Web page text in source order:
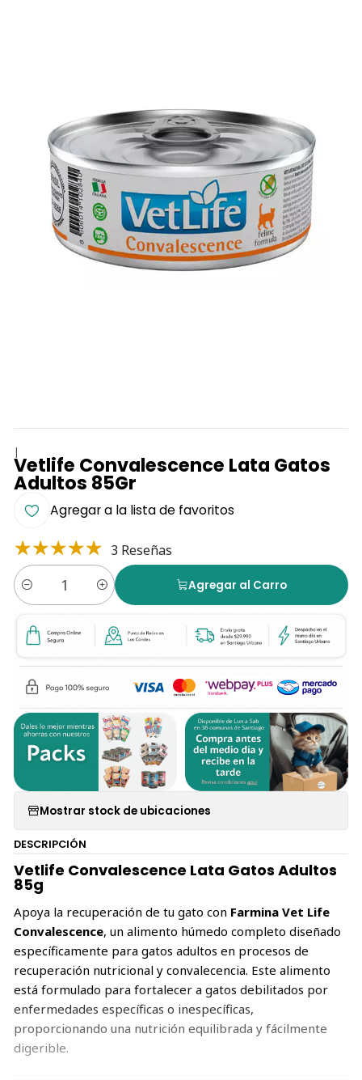
|
Vetlife Convalescence Lata Gatos
Adultos 85Gr
Agregar a la lista de favoritos
3 Reseñas
Cantidad
Agregar al Carro
Mostrar stock de ubicaciones
DESCRIPCIÓN
Vetlife Convalescence Lata Gatos Adultos
85g
Apoya la recuperación de tu gato con Farmina Vet Life
Convalescence, un alimento húmedo completo diseñado
específicamente para gatos adultos en procesos de
recuperación nutricional y convalecencia. Este alimento
está formulado para fortalecer a gatos debilitados por
enfermedades específicas o inespecíficas,
proporcionando una nutrición equilibrada y fácilmente
digerible.